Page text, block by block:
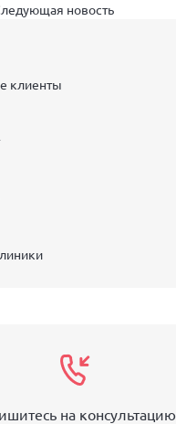
новость
клиенты
на консультацию